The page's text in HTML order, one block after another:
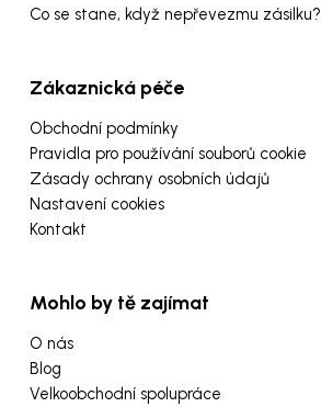
Co se stane, když nepřevezmu zásilku?
Zákaznická péče
Obchodní podmínky
Pravidla pro používání souborů cookie
Zásady ochrany osobních údajů
Nastavení cookies
Kontakt
Mohlo by tě zajímat
O nás
Blog
Velkoobchodní spolupráce